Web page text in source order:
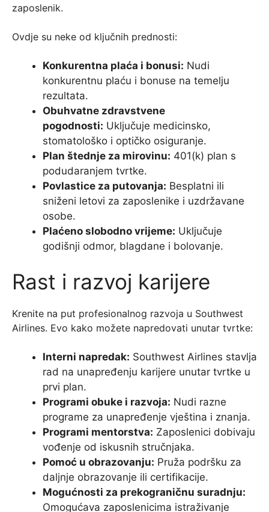
zaposlenik.
Ovdje su neke od ključnih prednosti:
Konkurentna plaća i bonusi: Nudi
konkurentnu plaću i bonuse na temelju
rezultata.
Obuhvatne zdravstvene
pogodnosti: Uključuje medicinsko,
stomatološko i optičko osiguranje.
Plan štednje za mirovinu: 401(k) plan s
podudaranjem tvrtke.
Povlastice za putovanja: Besplatni ili
sniženi letovi za zaposlenike i uzdržavane
osobe.
Plaćeno slobodno vrijeme: Uključuje
godišnji odmor, blagdane i bolovanje.
Rast i razvoj karijere
Krenite na put profesionalnog razvoja u Southwest
Airlines. Evo kako možete napredovati unutar tvrtke:
Interni napredak: Southwest Airlines stavlja
rad na unapređenju karijere unutar tvrtke u
prvi plan.
Programi obuke i razvoja: Nudi razne
programe za unapređenje vještina i znanja.
Programi mentorstva: Zaposlenici dobivaju
vođenje od iskusnih stručnjaka.
Pomoć u obrazovanju: Pruža podršku za
daljnje obrazovanje ili certifikacije.
Mogućnosti za prekograničnu suradnju:
Omogućava zaposlenicima istraživanje